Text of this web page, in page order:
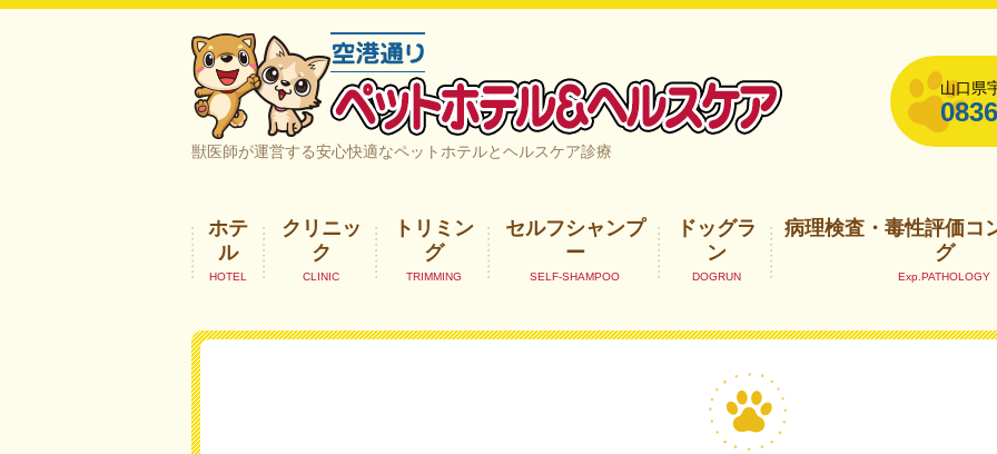
空港通りペットホテル＆ヘルスケア｜山口県宇部市
獣医師が運営する安心快適なペットホテルとヘルスケア診療
山口県
ホテ
ル
クリニッ
ク
トリミン
グ
セルフシャンプ
ー
ドッグラ
ン
病理検査・毒性評価コ
グ